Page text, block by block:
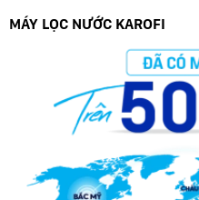
MÁY LỌC NƯỚC KAROFI